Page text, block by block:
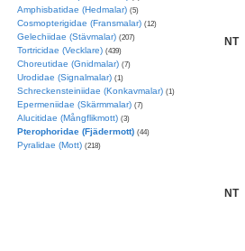
NT
NT
Amphisbatidae (Hedmalar) (5)
Cosmopterigidae (Fransmalar) (12)
Gelechiidae (Stävmalar) (207)
Tortricidae (Vecklare) (439)
Choreutidae (Gnidmalar) (7)
Urodidae (Signalmalar) (1)
Schreckensteiniidae (Konkavmalar) (1)
Epermeniidae (Skärmmalar) (7)
Alucitidae (Mångflikmott) (3)
Pterophoridae (Fjädermott) (44)
Pyralidae (Mott) (218)